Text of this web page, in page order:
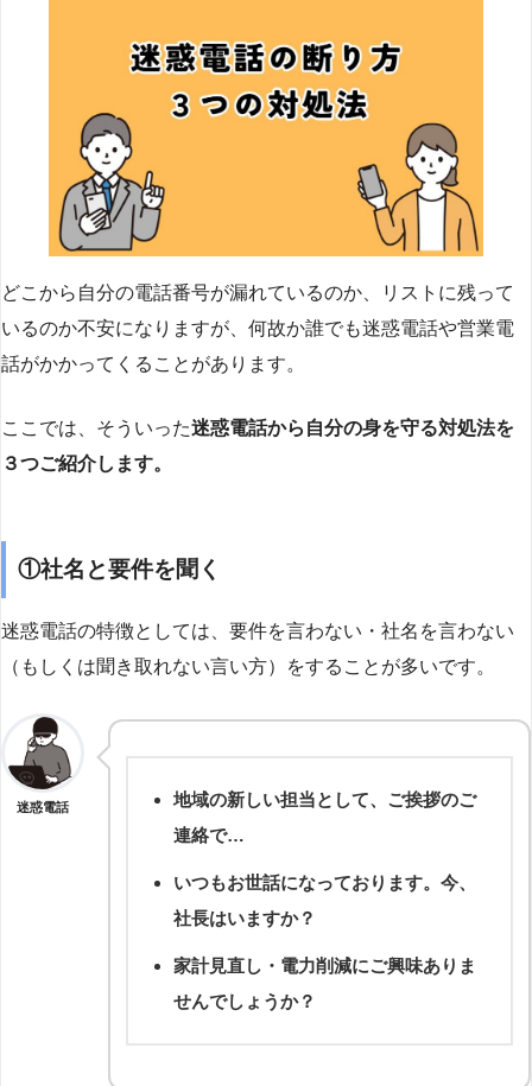
どこから自分の電話番号が漏れているのか、リストに残って
いるのか不安になりますが、何故か誰でも迷惑電話や営業電
話がかかってくることがあります。
ここでは、そういった迷惑電話から自分の身を守る対処法を
３つご紹介します。
①社名と要件を聞く
迷惑電話の特徴としては、要件を言わない・社名を言わない
（もしくは聞き取れない言い方）をすることが多いです。
迷惑電話
地域の新しい担当として、ご挨拶のご
連絡で…
いつもお世話になっております。今、
社長はいますか？
家計見直し・電力削減にご興味ありま
せんでしょうか？